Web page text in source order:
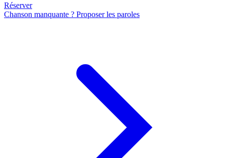
Réserver
Chanson manquante ? Proposer les paroles